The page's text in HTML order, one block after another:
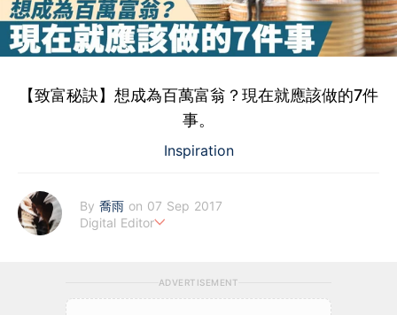
【致富秘訣】想成為百萬富翁？現在就應該做的7件
事。
Inspiration
By 喬雨 on 07 Sep 2017
Digital Editor
ADVERTISEMENT